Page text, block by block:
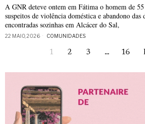
A GNR deteve ontem em Fátima o homem de
suspeitos de violência doméstica e abandono das
encontradas sozinhas em Alcácer do Sal,
22 MAIO, 2026 COMUNIDADES
1 2 3 … 16